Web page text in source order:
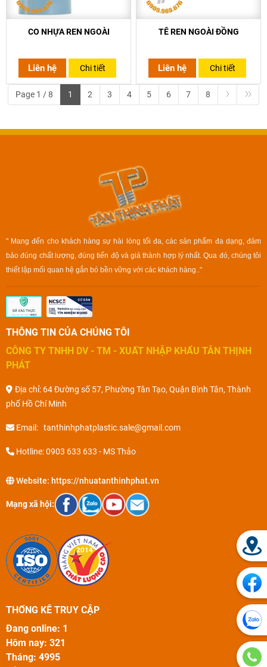
CO NHỰA REN NGOÀI
Liên hệ Chi tiết
TÊ REN NGOÀI ĐỒNG
Liên hệ Chi tiết
Page 1 / 8 1 2 3 4 5 6 7 8
" Mang đến cho khách hàng sự hài lòng tối đa, các sản phẩm đa dạng, đảm
bảo đúng chất lượng, đúng tiến độ và giá thành hợp lý nhất. Qua đó, chúng tôi
thiết lập mối quan hệ gắn bó bền vững với các khách hàng.."
THÔNG TIN CỦA CHÚNG TÔI
CÔNG TY TNHH DV - TM - XUẤT NHẬP KHẨU TÂN THỊNH
PHÁT
Địa chỉ: 64 Đường số 57, Phường Tân Tạo, Quận Bình Tân, Thành
phố Hồ Chí Minh
Email: tanthinhphatplastic.sale@gmail.com
Hotline: 0903 633 633 - MS Thảo
Website: https://nhuatanthinhphat.vn
Mạng xã hội:
THỐNG KÊ TRUY CẬP
Đang online: 1
Hôm nay: 321
Tháng: 4995